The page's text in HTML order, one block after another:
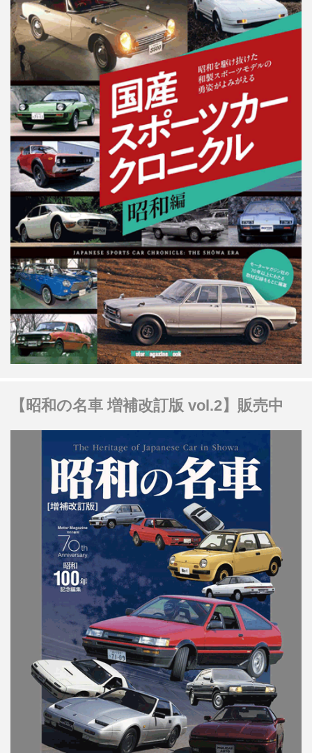
【昭和の名車 増補改訂版 vol.2】販売中